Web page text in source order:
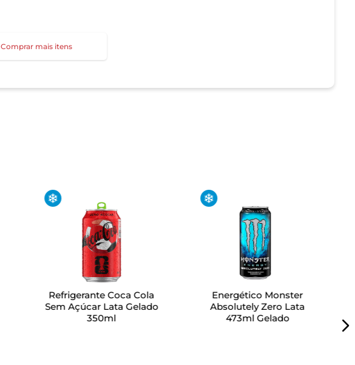
Comprar mais itens
Refrigerante Coca Cola
Sem Açúcar Lata Gelado
350ml
Energético Monster
Absolutely Zero Lata
473ml Gelado